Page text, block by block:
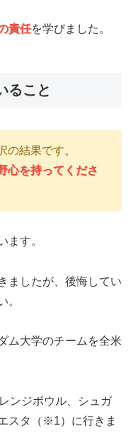
責任を学びました。
ること
の結果です。
心を持ってくださ
ます。
ましたが、後悔してい
。
ム大学のチームを全米
ンジボウル、シュガ
スタ（※1）に行きま